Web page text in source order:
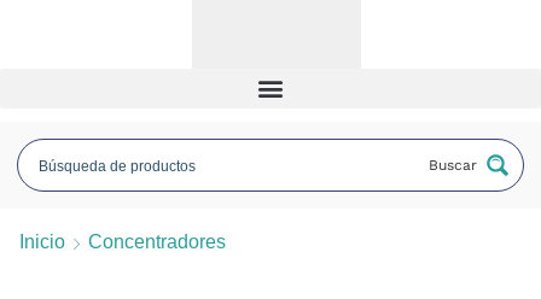
Buscar
Inicio Concentradores